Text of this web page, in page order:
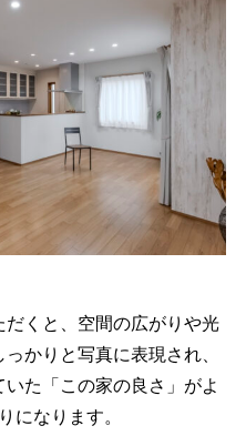
くと、空間の広がりや光
かりと写真に表現され、
た「この家の良さ」がよ
になります。